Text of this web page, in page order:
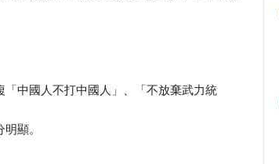
中國人不打中國人」、「不放棄武力統
顯。